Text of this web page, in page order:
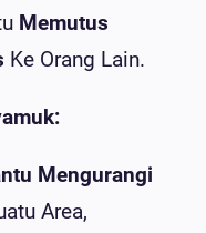
Memutus
Ke Orang Lain.
Mengurangi
Area,